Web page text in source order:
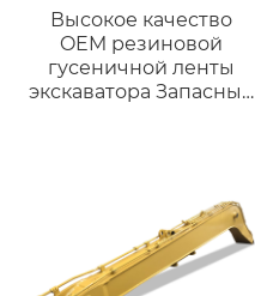
Высокое качество
OEM резиновой
гусеничной ленты
экскаватора Запасные
погрузчиков
запасные части
прямые продажи с
завода